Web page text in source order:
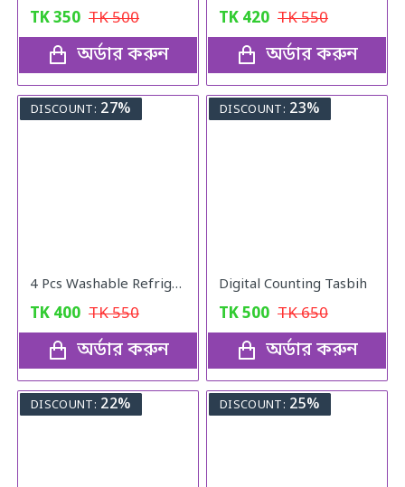
TK350 TK500
অর্ডার করুন
TK 420 TK550
অর্ডার করুন
DISCOUNT: 27%
4 Pcs Washable Refrigerator Mats
TK 400 TK550
অর্ডার করুন
DISCOUNT: 23%
Digital Counting Tasbih
TK500 TK650
অর্ডার করুন
DISCOUNT: 22% DISCOUNT: 25%